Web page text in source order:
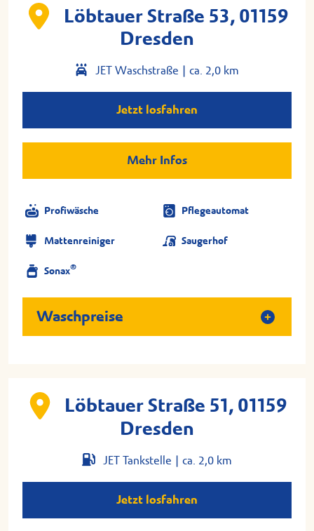
Löbtauer Straße 53, 01159
Dresden
JET Waschstraße | ca. 2,0 km
Jetzt losfahren
Mehr Infos
Profiwäsche Pflegeautomat
Mattenreiniger Saugerhof
Sonax®
Waschpreise
Löbtauer Straße 51, 01159
Dresden
JET Tankstelle | ca. 2,0 km
Jetzt losfahren